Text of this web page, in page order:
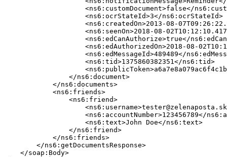
<ns6:customDocument>false</
                    <ns6:ocrStateId>3</ns6:ocrStateId>
<ns6:createdOn>2013-08-
<ns6:seenOn>2018-08-
<ns6:edCanAuthorize>true</
<ns6:edAuthorizedOn>2018-08-
<ns6:edMessageId>489489</
                    <ns6:tid>1375860382351</ns6:tid>
                </ns6:document>
            </ns6:documents>
            <ns6:friends>
                <ns6:friend>
<ns6:accountNumber>123456789</
                    <ns6:text>John Doe</ns6:text>
                </ns6:friend>
            </ns6:friends>
        </ns6:getDocumentsResponse>
    </soap:Body>